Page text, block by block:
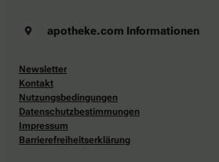
apotheke.com Informationen
Newsletter
Kontakt
Nutzungsbedingungen
Datenschutzbestimmungen
Impressum
Barrierefreiheitserklärung